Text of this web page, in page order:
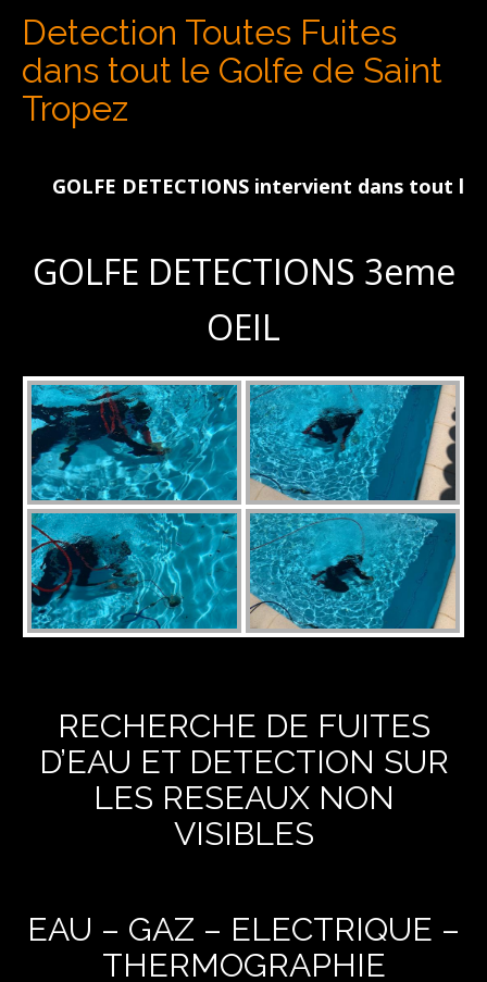
Detection Toutes Fuites
dans tout le Golfe de Saint
Tropez
GOLFE DETECTIONS intervient dans tout le
GOLFE DETECTIONS 3eme
OEIL
RECHERCHE DE FUITES
D’EAU ET DETECTION SUR
LES RESEAUX NON
VISIBLES
EAU – GAZ – ELECTRIQUE –
THERMOGRAPHIE